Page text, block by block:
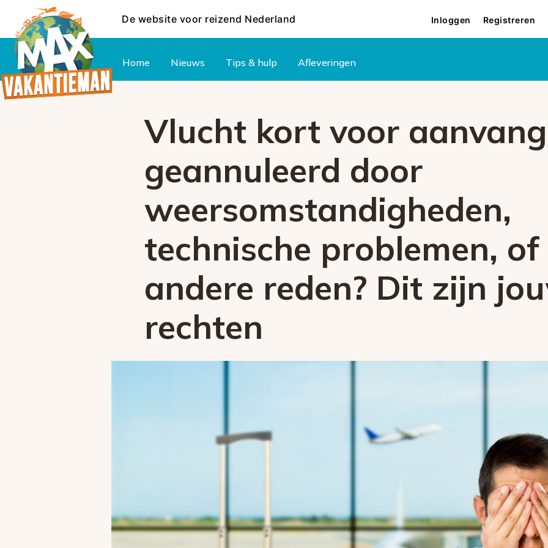
De website voor reizend Nederland Inloggen Registreren
Home Nieuws Tips & hulp Afleveringen
Vlucht kort voor aanvang
geannuleerd door
weersomstandigheden,
technische problemen, of
andere reden? Dit zijn
rechten